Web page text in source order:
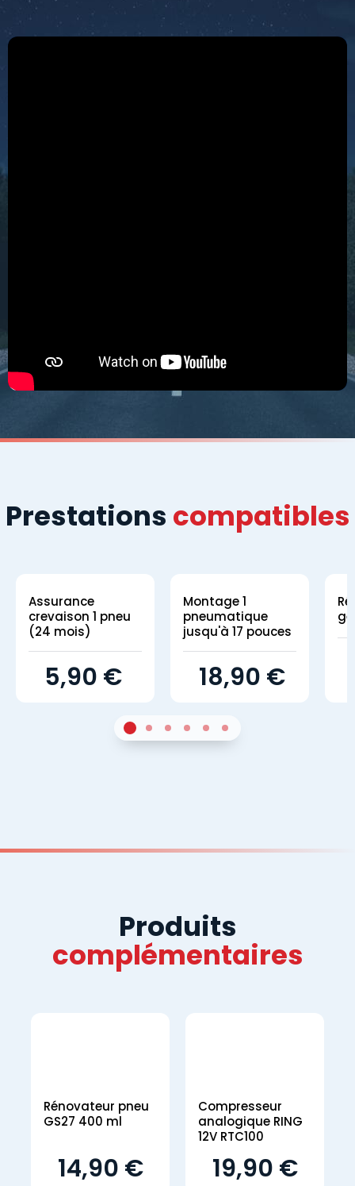
Prestations compatibles
Assurance
crevaison 1 pneu
(24 mois)
5,90 €
Montage 1
pneumatique
jusqu'à 17 pouces
18,90 €
Sur 42Sur 43Sur 44Sur 45Sur 46Sur 4
Produits
complémentaires
Rénovateur pneu
GS27 400 ml
14,90 €
Compresseur
analogique RING
12V RTC100
19,90 €